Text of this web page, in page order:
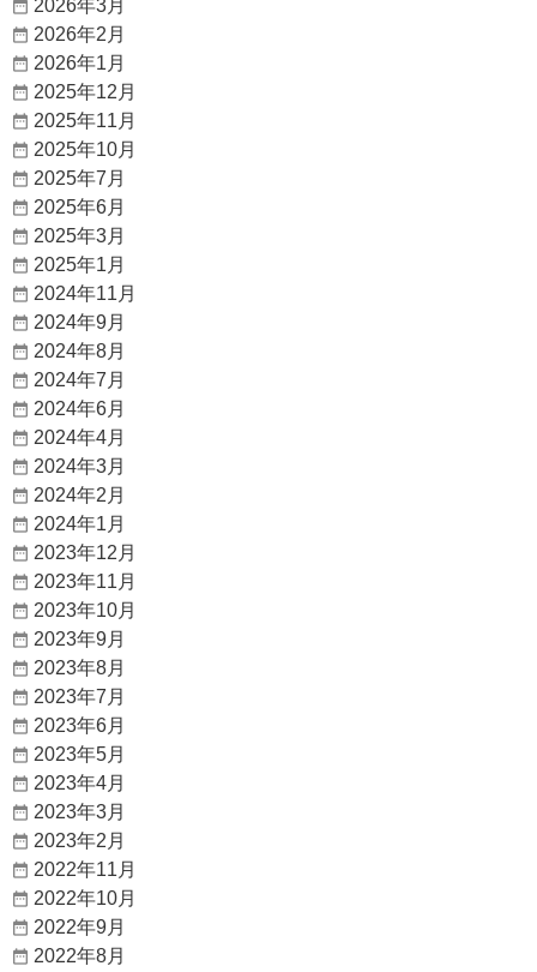
2026年3月
2026年2月
2026年1月
2025年12月
2025年11月
2025年10月
2025年7月
2025年6月
2025年3月
2025年1月
2024年11月
2024年9月
2024年8月
2024年7月
2024年6月
2024年4月
2024年3月
2024年2月
2024年1月
2023年12月
2023年11月
2023年10月
2023年9月
2023年8月
2023年7月
2023年6月
2023年5月
2023年4月
2023年3月
2023年2月
2022年11月
2022年10月
2022年9月
2022年8月